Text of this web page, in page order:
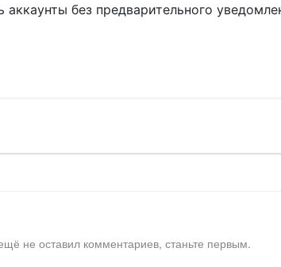
без предварительного
не оставил комментариев, станьте первым.